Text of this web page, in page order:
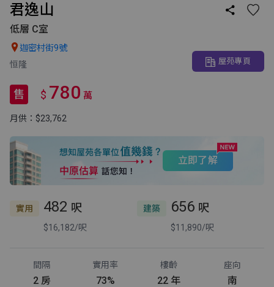
君逸山 
低層 C室
 迦密村街9號
恒隆
屋苑專頁
售 $ 780 萬
月供：$23,762
立即了解
實用 482 呎
$16,182/呎
建築 656 呎
$11,890/呎
間隔
2 房
實用率
73%
樓齡
22 年
座向
南